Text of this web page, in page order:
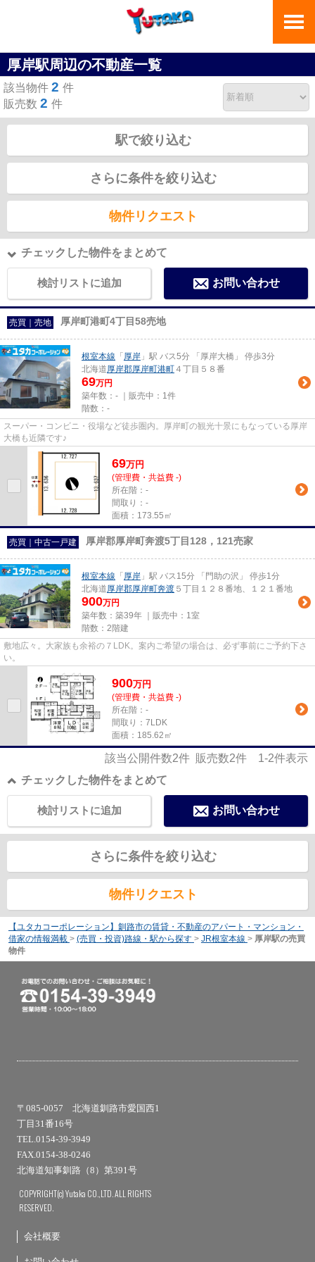
厚岸駅周辺の不動産一覧
該当物件 2 件
販売数 2 件
駅で絞り込む
さらに条件を絞り込む
物件リクエスト
チェックした物件をまとめて
検討リストに追加 お問い合わせ
売買｜売地 厚岸町港町4丁目58売地
根室本線 「 厚岸 」駅 バス5分 「厚岸大橋」 停歩3分
北海道厚岸郡厚岸町港町 ４丁目５８番
69万円
築年数：- ｜販売中： 1件
階数：-
スーパー・コンビニ・役場など徒歩圏内。厚岸町の観光十景にもなっている厚岸
大橋も近隣です♪
69万円
(管理費・共益費 -)
所在階：-
間取り：-
面積：173.55㎡
売買｜中古一戸建 厚岸郡厚岸町奔渡5丁目128，121売家
根室本線 「 厚岸 」駅 バス15分 「門助の沢」 停歩1分
北海道厚岸郡厚岸町奔渡 ５丁目１２８番地、１２１番地
900万円
築年数：築39年 ｜販売中： 1室
階数：2階建
敷地広々。大家族も余裕の７LDK。案内ご希望の場合は、必ず事前にご予約下さ
い。
900万円
(管理費・共益費 -)
所在階：-
間取り：7LDK
面積：185.62㎡
該当公開件数2件 販売数2件 1-2件表示
チェックした物件をまとめて
お問い合わせ
検討リストに追加
さらに条件を絞り込む
物件リクエスト
【ユタカコーポレーション】釧路市の賃貸・不動産のアパート・マンション・
借家の情報満載 > (売買・投資)路線・駅から探す > JR根室本線 > 厚岸駅の売買
物件
〒085-0057 北海道釧路市愛国西1
丁目31番16号
TEL.0154-39-3949
FAX.0154-38-0246
北海道知事釧路（8）第391号
COPYRIGHT(c) Yutaka CO.,LTD. ALL RIGHTS
RESERVED.
会社概要